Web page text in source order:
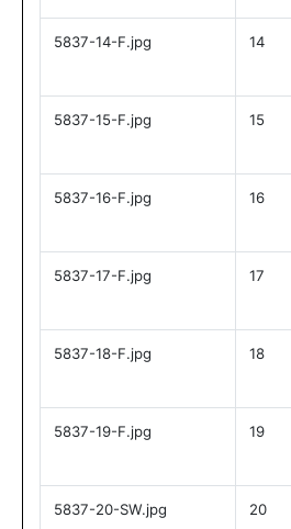
5837-14-F.jpg 14
5837-15-F.jpg 15
5837-16-F.jpg 16
5837-17-F.jpg 17
5837-18-F.jpg 18
5837-19-F.jpg 19
5837-20-SW.jpg 20